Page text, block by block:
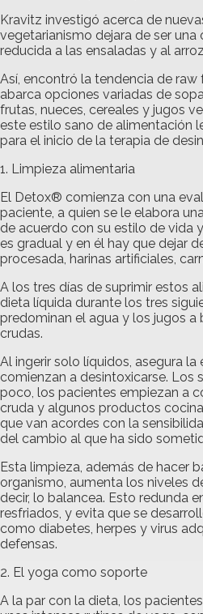
Kravitz investigó acerca de
vegetarianismo dejara de ser una
reducida a las ensaladas y al
Así, encontró la tendencia de
abarca opciones variadas de
frutas, nueces, cereales y jugos
este estilo sano de alimentación
para el inicio de la terapia de
1. Limpieza alimentaria
El Detox® comienza con una
paciente, a quien se le elabora
de acuerdo con su estilo de vida
es gradual y en él hay que dejar
procesada, harinas artificiales,
A los tres días de suprimir estos
dieta líquida durante los tres
predominan el agua y los jugos a
crudas.
Al ingerir solo líquidos, asegura la
comienzan a desintoxicarse. Los
poco, los pacientes empiezan a
cruda y algunos productos
que van acordes con la
del cambio al que ha sido
Esta limpieza, además de hacer
organismo, aumenta los niveles
decir, lo balancea. Esto redunda
resfriados, y evita que se
como diabetes, herpes y virus
defensas.
2. El yoga como soporte
A la par con la dieta, los